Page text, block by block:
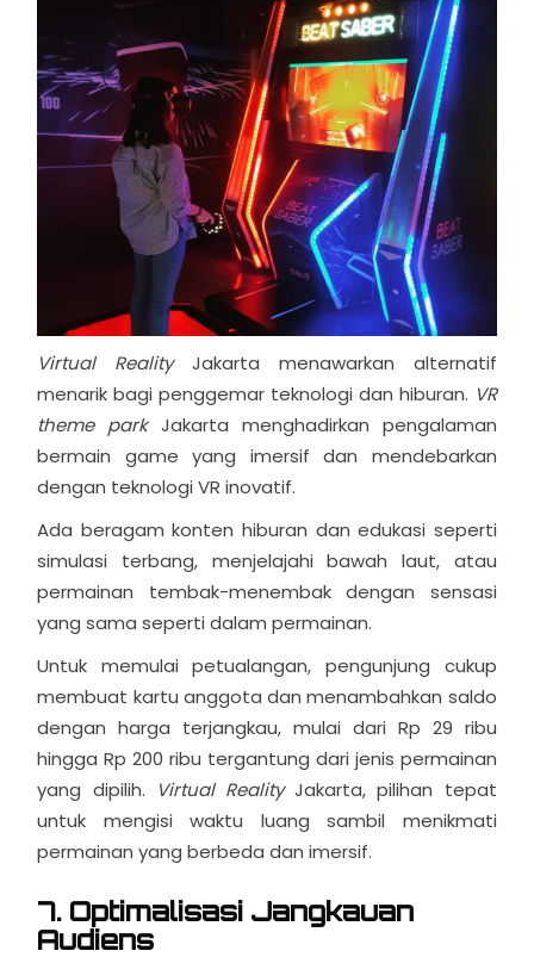
Virtual Reality Jakarta menawarkan alternatif
menarik bagi penggemar teknologi dan hiburan. VR
theme park Jakarta menghadirkan pengalaman
bermain game yang imersif dan mendebarkan
dengan teknologi VR inovatif.
Ada beragam konten hiburan dan edukasi seperti
simulasi terbang, menjelajahi bawah laut, atau
permainan tembak-menembak dengan sensasi
yang sama seperti dalam permainan.
Untuk memulai petualangan, pengunjung cukup
membuat kartu anggota dan menambahkan saldo
dengan harga terjangkau, mulai dari Rp 29 ribu
hingga Rp 200 ribu tergantung dari jenis permainan
yang dipilih.
Virtual RealityJakarta, pilihan tepat
untuk mengisi waktu luang sambil menikmati
permainan yang berbeda dan imersif.
7. Optimalisasi Jangkauan
Audiens